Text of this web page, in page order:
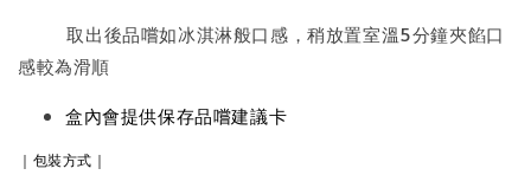
取出後品嚐如冰淇淋般口感，稍放置室溫5分鐘夾餡口
感較為滑順
盒內會提供保存品嚐建議卡
｜包裝方式｜